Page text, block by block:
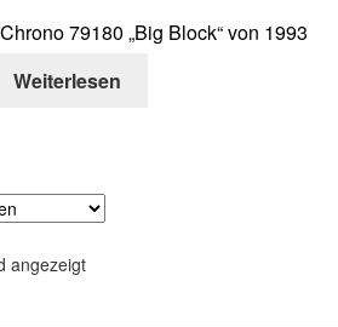
79180 „Big Block“ von 1993
Weiterlesen
angezeigt